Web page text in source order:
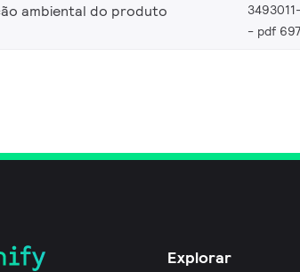
ambiental do produto
pdf
Explorar